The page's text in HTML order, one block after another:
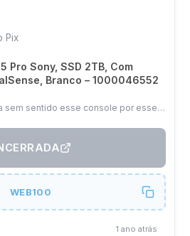
Pix
Pro Sony, SSD 2TB, Com
Branco – 1000046552
sem sentido esse console por esse
WEB100
1 ano atrás